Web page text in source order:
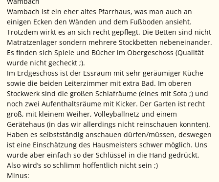
Wambach ist ein eher altes Pfarrhaus, was man auch an
einigen Ecken den Wänden und dem Fußboden ansieht.
Trotzdem wirkt es an sich recht gepflegt. Die Betten sind nicht
Matratzenlager sondern mehrere Stockbetten nebeneinander.
Es finden sich Spiele und Bücher im Obergeschoss (Qualität
wurde nicht gecheckt ;).
Im Erdgeschoss ist der Essraum mit sehr geräumiger Küche
sowie die beiden Leiterzimmer mit extra Bad. Im oberen
Stockwerk sind die großen Schlafräume (eines mit Sofa ;) und
noch zwei Aufenthaltsräume mit Kicker. Der Garten ist recht
groß, mit kleinem Weiher, Volleyballnetz und einem
Gerätehaus (in das wir allerdings nicht reinschauen konnten).
Haben es selbstständig anschauen dürfen/müssen, deswegen
ist eine Einschätzung des Hausmeisters schwer möglich. Uns
wurde aber einfach so der Schlüssel in die Hand gedrückt.
Also wird’s so schlimm hoffentlich nicht sein ;)
Minus: